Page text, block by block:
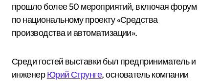
прошло более 50 мероприятий, включая форум
по национальному проекту «Средства
производства и автоматизации».
Среди гостей выставки был предприниматель и
инженерЮрий Струнге, основатель компании